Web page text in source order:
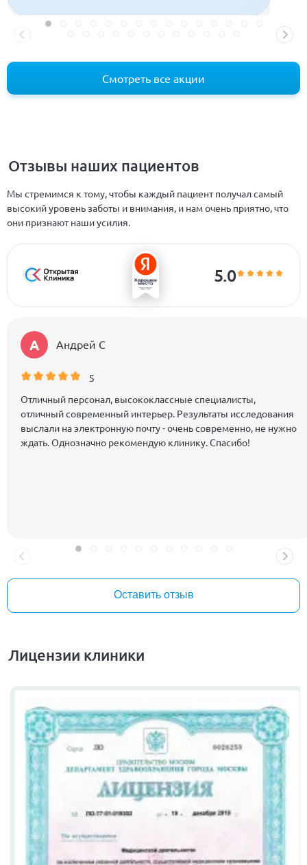
Смотреть все акции
Отзывы наших пациентов
Мы стремимся к тому, чтобы каждый пациент получал самый
высокий уровень заботы и внимания, и нам очень приятно, что
они признают наши усилия.
5.0
А Андрей C
5
Отличный персонал, высококлассные специалисты,
отличный современный интерьер. Результаты исследования
выслали на электронную почту - очень современно, не нужно
ждать. Однозначно рекомендую клинику. Спасибо!
Оставить отзыв
Лицензии клиники